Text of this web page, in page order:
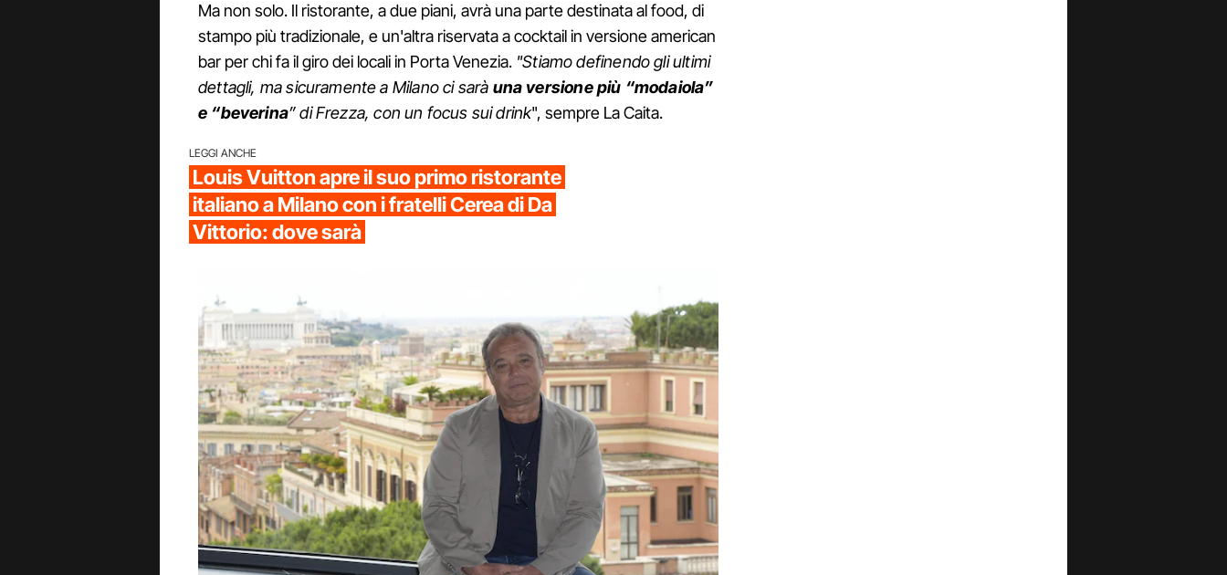
Ma non solo. Il ristorante, a due piani, avrà una parte destinata al food, di
stampo più tradizionale, e un'altra riservata a cocktail in versione american
bar per chi fa il giro dei locali in Porta Venezia. "Stiamo definendo gli ultimi
dettagli, ma sicuramente a Milano ci sarà una versione più “modaiola”
e “beverina” di Frezza, con un focus sui drink", sempre La Caita.
LEGGI ANCHE
Louis Vuitton apre il suo primo ristorante
italiano a Milano con i fratelli Cerea di Da
Vittorio: dove sarà